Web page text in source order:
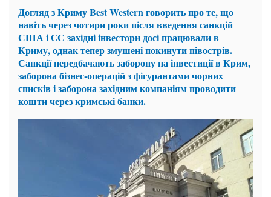
Догляд з Криму Best Western говорить про те, що
навіть через чотири роки після введення санкцій
США і ЄС західні інвестори досі працювали в
Криму, однак тепер змушені покинути півострів.
Санкції передбачають заборону на інвестиції в Крим,
заборона бізнес-операцій з фігурантами чорних
списків і заборона західним компаніям проводити
кошти через кримські банки.